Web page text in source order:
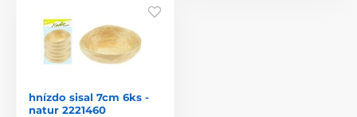
hnízdo sisal 7cm 6ks -
natur 2221460